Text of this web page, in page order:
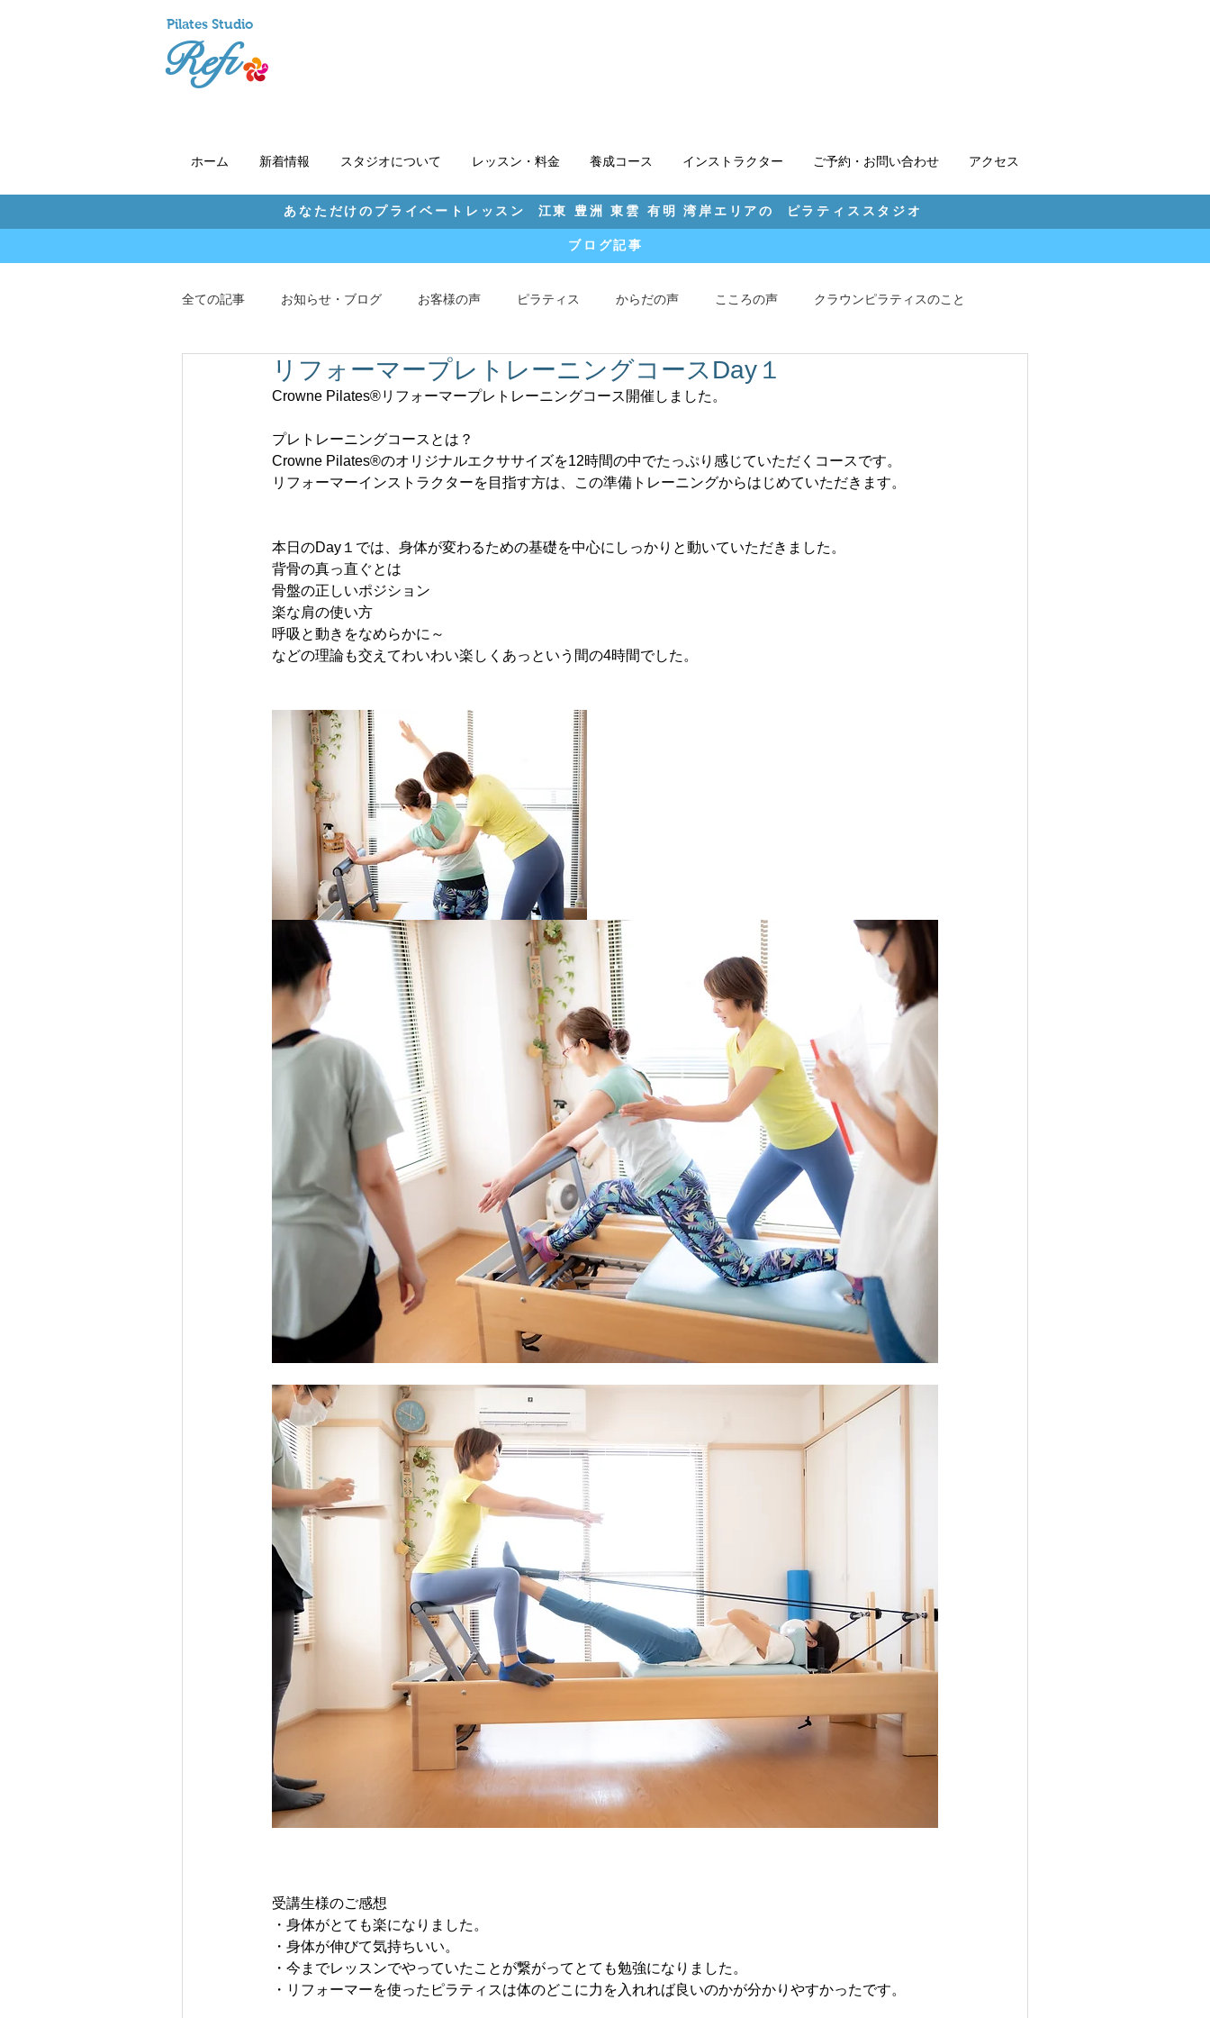
Pilates Studio
Refi
ホーム 新着情報 スタジオについて レッスン・料金 養成コース インストラクター ご予約・お問い合わせ アクセス
あなただけのプライベートレッスン 江東 豊洲 東雲 有明 湾岸エリアの ピラティススタジオ
ブログ記事
全ての記事 お知らせ・ブログ お客様の声 ピラティス からだの声 こころの声 クラウンピラティスのこと
リフォーマープレトレーニングコースDay１
Crowne Pilates®リフォーマープレトレーニングコース開催しました。
プレトレーニングコースとは？
Crowne Pilates®のオリジナルエクササイズを12時間の中でたっぷり感じていただくコースです。
リフォーマーインストラクターを目指す方は、この準備トレーニングからはじめていただきます。
本日のDay１では、身体が変わるための基礎を中心にしっかりと動いていただきました。
背骨の真っ直ぐとは
骨盤の正しいポジション
楽な肩の使い方
呼吸と動きをなめらかに～
などの理論も交えてわいわい楽しくあっという間の4時間でした。
受講生様のご感想
・身体がとても楽になりました。
・身体が伸びて気持ちいい。
・今までレッスンでやっていたことが繋がってとても勉強になりました。
・リフォーマーを使ったピラティスは体のどこに力を入れれば良いのかが分かりやすかったです。